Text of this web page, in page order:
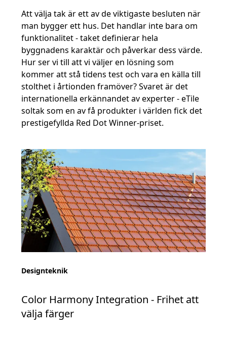
Att välja tak är ett av de viktigaste besluten när
man bygger ett hus. Det handlar inte bara om
funktionalitet - taket definierar hela
byggnadens karaktär och påverkar dess värde.
Hur ser vi till att vi väljer en lösning som
kommer att stå tidens test och vara en källa till
stolthet i årtionden framöver? Svaret är det
internationella erkännandet av experter - eTile
soltak som en av få produkter i världen fick det
prestigefyllda Red Dot Winner-priset.
Designteknik
Color Harmony Integration - Frihet att
välja färger